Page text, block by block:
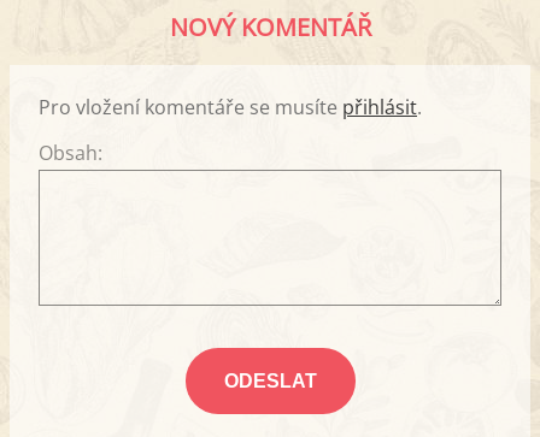
NOVÝ KOMENTÁŘ
Pro vložení komentáře se musíte přihlásit.
Obsah: